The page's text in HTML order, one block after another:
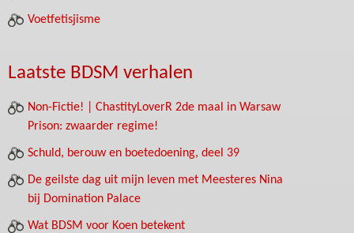
Voetfetisjisme
Laatste BDSM verhalen
Non-Fictie! | ChastityLoverR 2de maal in Warsaw
Prison: zwaarder regime!
Schuld, berouw en boetedoening, deel 39
De geilste dag uit mijn leven met Meesteres Nina
bij Domination Palace
Wat BDSM voor Koen betekent